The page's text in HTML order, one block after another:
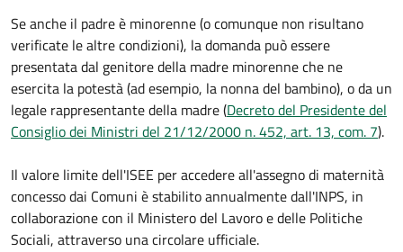
Se anche il padre è minorenne (o comunque non risultano
verificate le altre condizioni), la domanda può essere
presentata dal genitore della madre minorenne che ne
esercita la potestà (ad esempio, la nonna del bambino), o da un
legale rappresentante della madre (Decreto del Presidente del
Consiglio dei Ministri del 21/12/2000 n. 452, art. 13, com. 7).
Il valore limite dell'ISEE per accedere all'assegno di maternità
concesso dai Comuni è stabilito annualmente dall'INPS, in
collaborazione con il Ministero del Lavoro e delle Politiche
Sociali, attraverso una circolare ufficiale.